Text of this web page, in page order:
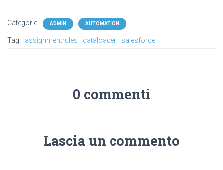
Categorie: ADMIN AUTOMATION
Tag: assignmentrules dataloader salesforce
0 commenti
Lascia un commento